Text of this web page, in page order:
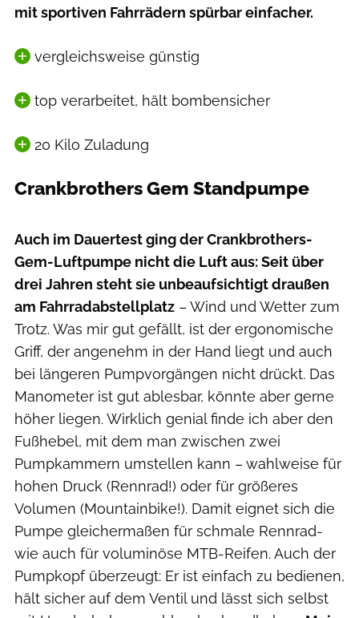
mit sportiven Fahrrädern spürbar einfacher.
vergleichsweise günstig
top verarbeitet, hält bombensicher
20 Kilo Zuladung
Crankbrothers Gem Standpumpe
Moritz Schwertner // www.moritzschwertner.de
Auch im Dauertest ging der Crankbrothers-
Gem-Luftpumpe nicht die Luft aus: Seit über
drei Jahren steht sie unbeaufsichtigt draußen
am Fahrradabstellplatz – Wind und Wetter zum
Trotz. Was mir gut gefällt, ist der ergonomische
Griff, der angenehm in der Hand liegt und auch
bei längeren Pumpvorgängen nicht drückt. Das
Manometer ist gut ablesbar, könnte aber gerne
höher liegen. Wirklich genial finde ich aber den
Fußhebel, mit dem man zwischen zwei
Pumpkammern umstellen kann – wahlweise für
hohen Druck (Rennrad!) oder für größeres
Volumen (Mountainbike!). Damit eignet sich die
Pumpe gleichermaßen für schmale Rennrad-
wie auch für voluminöse MTB-Reifen. Auch der
Pumpkopf überzeugt: Er ist einfach zu bedienen,
hält sicher auf dem Ventil und lässt sich selbst